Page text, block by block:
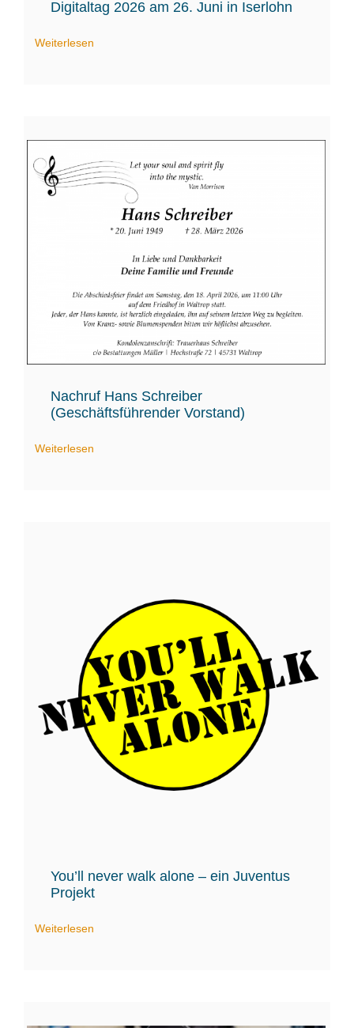
Digitaltag 2026 am 26. Juni in Iserlohn
Weiterlesen
Nachruf Hans Schreiber
(Geschäftsführender Vorstand)
Weiterlesen
You’ll never walk alone – ein Juventus
Projekt
Weiterlesen